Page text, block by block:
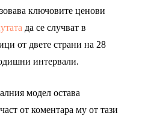
ключовите ценови
да се случват в
от двете страни на 28
интервали.
модел остава
от коментара му от тази